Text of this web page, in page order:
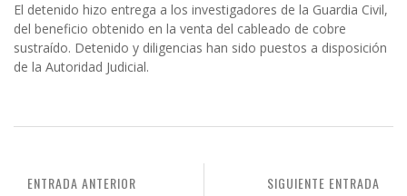
El detenido hizo entrega a los investigadores de la Guardia Civil,
del beneficio obtenido en la venta del cableado de cobre
sustraído. Detenido y diligencias han sido puestos a disposición
de la Autoridad Judicial.
SIGUIENTE ENTRADA
ENTRADA ANTERIOR